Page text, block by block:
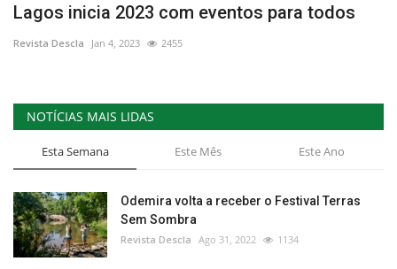
Saúde
Ficha técnica
Cultura
Lazer
Lagos inicia 2023 com eventos para todos
Revista Descla Jan 4, 2023 2455
NOTÍCIAS MAIS LIDAS
Esta Semana Este Mês Este Ano
Odemira volta a receber o Festival Terras
Sem Sombra
Revista Descla Ago 31, 2022 1134